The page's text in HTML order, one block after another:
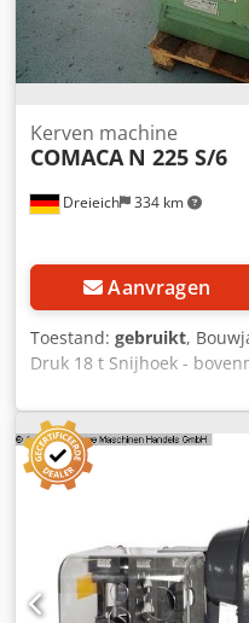
Dreieich 334 km
Kerven machine
COMACA N 225 S/6
Aanvragen
Toestand: gebruikt,
Druk 18 t Snijhoek -
Bladlengte 225 x 225 mm
benodigd vermogen 5,5
650 kg Ruimtebehoefte
Verstelbare hoekstops